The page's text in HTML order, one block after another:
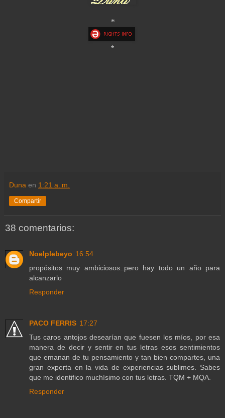
*
*
Duna en 1:21 a. m.
Compartir
38 comentarios:
Noelplebeyo 16:54
propósitos muy ambiciosos..pero hay todo un año para
alcanzarlo
Responder
PACO FERRIS 17:27
Tus caros antojos desearían que fuesen los míos, por esa
manera de decir y sentir en tus letras esos sentimientos
que emanan de tu pensamiento y tan bien compartes, una
gran experta en la vida de experiencias sublimes. Sabes
que me identifico muchísimo con tus letras. TQM + MQA.
Responder